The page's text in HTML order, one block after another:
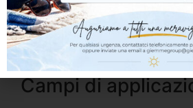
Applicazione facile e
Ideale per interni ed esterni
Compatibile con cicli
Campi di